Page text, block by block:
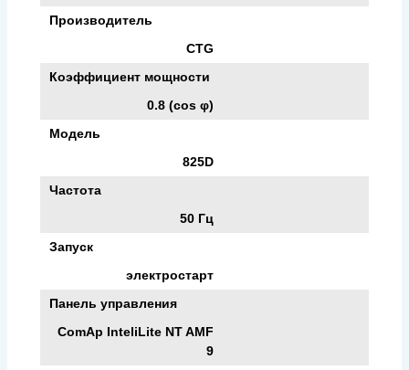
Производитель
CTG
Коэффициент мощности
0.8 (cos φ)
Модель
825D
Частота
50 Гц
Запуск
электростарт
Панель управления
ComAp InteliLite NT AMF
9